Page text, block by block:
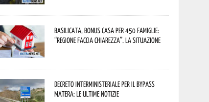
Basilicata, Bonus casa per 450 famiglie:
“Regione faccia chiarezza”. La situazione
Decreto interministeriale per il Bypass
Matera: le ultime notizie